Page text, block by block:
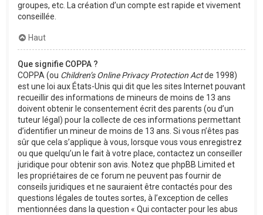
groupes, etc. La création d’un compte est rapide et vivement
conseillée.
Haut
Que signifie COPPA ?
COPPA (ou Children’s Online Privacy Protection Actde 1998)
est une loi aux États-Unis qui dit que les sites Internet pouvant
recueillir des informations de mineurs de moins de 13 ans
doivent obtenir le consentement écrit des parents (ou d’un
tuteur légal) pour la collecte de ces informations permettant
d’identifier un mineur de moins de 13 ans. Si vous n’êtes pas
sûr que cela s’applique à vous, lorsque vous vous enregistrez
ou que quelqu’un le fait à votre place, contactez un conseiller
juridique pour obtenir son avis. Notez que phpBB Limited et
les propriétaires de ce forum ne peuvent pas fournir de
conseils juridiques et ne sauraient être contactés pour des
questions légales de toutes sortes, à l’exception de celles
mentionnées dans la question « Qui contacter pour les abus